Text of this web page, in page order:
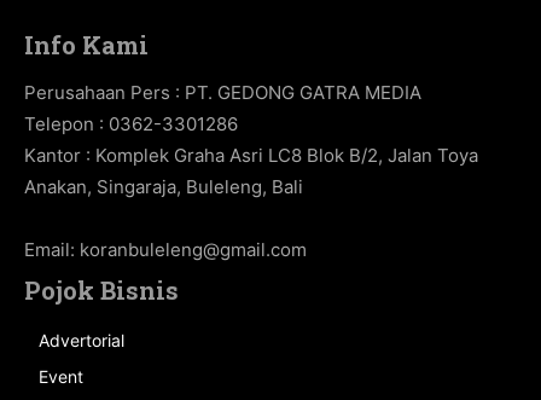
Info Kami
Perusahaan Pers : PT. GEDONG GATRA MEDIA
Telepon : 0362-3301286
Kantor : Komplek Graha Asri LC8 Blok B/2, Jalan Toya
Anakan, Singaraja, Buleleng, Bali
Email: koranbuleleng@gmail.com
Pojok Bisnis
Advertorial
Event